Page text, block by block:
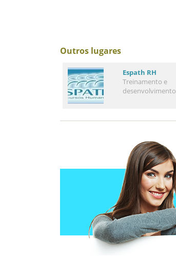
Outros lugares
Espath RH
Treinamento e
desenvolvimento